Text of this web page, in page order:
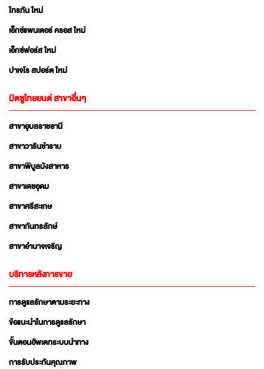
ไทรทัน ใหม่
เอ็กซ์แพนเดอร์ ครอส ใหม่
เอ็กซ์ฟอร์ส ใหม่
ปาเจโร สปอร์ต ใหม่
มิตซูไทยยนต์ สาขาอื่นๆ
สาขาอุบลราชธานี
สาขาวารินชำราบ
สาขาพิบูลมังสาหาร
สาขาเดชอุดม
สาขาศรีสะเกษ
สาขากันทรลักษ์
สาขาอำนาจเจริญ
บริการหลังการขาย
การดูแลรักษาตามระยะทาง
ข้อแนะนำในการดูแลรักษา
ขั้นตอนอัพเดทระบบนำทาง
การรับประกันคุณภาพ